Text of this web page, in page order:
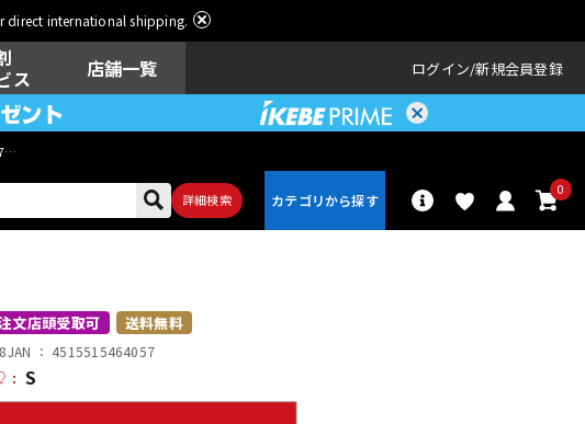
direct international shipping.
ス
店舗一覧 ログイン 新規会員登録
詳細検索
0
ドラム
文店頭受取可 送料無料
JAN ： 4515515464057
： S